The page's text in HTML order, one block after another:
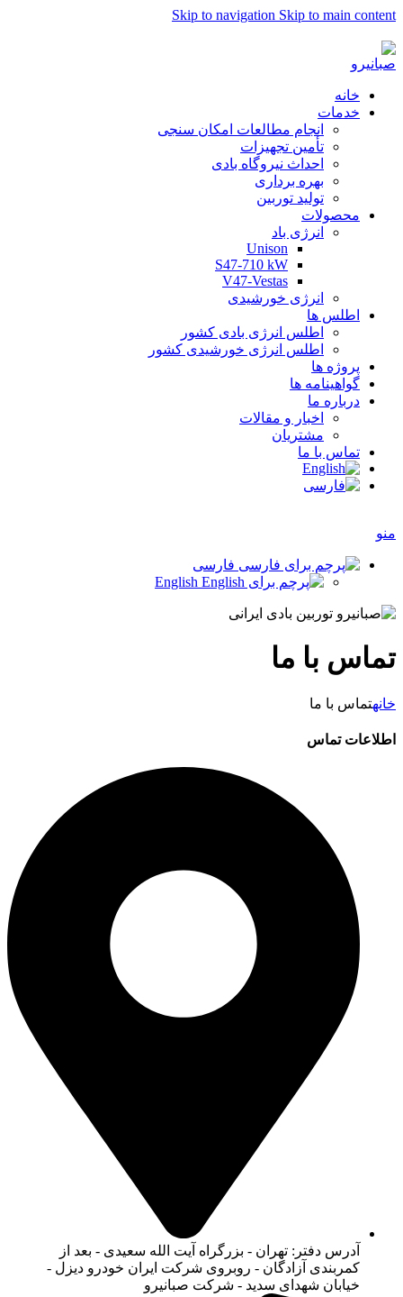
Skip to navigation Skip to main content
خانه
خدمات
انجام مطالعات امکان سنجی
تأمین تجهیزات
احداث نیروگاه بادی
بهره برداری
تولید توربین
محصولات
انرژی باد
Unison
S47-710 kW
V47-Vestas
انرژی خورشیدی
اطلس ها
اطلس انرژی بادی کشور
اطلس انرژی خورشیدی کشور
پروژه ها
گواهینامه ها
درباره ما
اخبار و مقالات
مشتریان
تماس با ما
منو
فارسی
English
تماس با ما
خانهتماس با ما
اطلاعات تماس
آدرس دفتر: تهران - بزرگراه آیت الله سعیدی - بعد از
کمربندی آزادگان - روبروی شرکت ایران خودرو دیزل -
خیابان شهدای سدید - شرکت صبانیرو